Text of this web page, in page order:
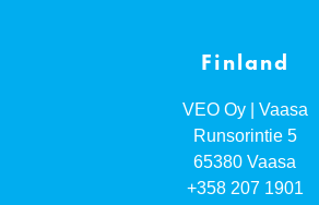
Finland
VEO Oy | Vaasa
Runsorintie 5
65380 Vaasa
+358 207 1901